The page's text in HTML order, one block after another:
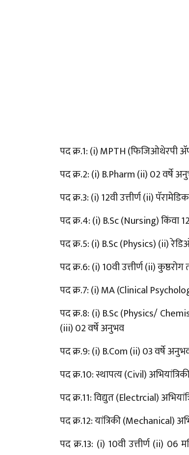
पद क्र.1: (i) MPTH (फिजिओथेरपी
पद क्र.2: (i) B.Pharm (ii) 02 वर्षे
पद क्र.3: (i) 12वी उत्तीर्ण (ii)
पद क्र.4: (i) B.Sc (Nursing) किंवा
पद क्र.5: (i) B.Sc (Physics) (ii)
पद क्र.6: (i) 10वी उत्तीर्ण (ii) कुष्ठरोग
पद क्र.7: (i) MA (Clinical
पद क्र.8: (i) B.Sc (Physics/
(iii) 02 वर्षे अनुभव
पद क्र.9: (i) B.Com (ii) 03 वर्षे
पद क्र.10: स्थापत्य (Civil)
पद क्र.11: विद्युत (Electrcial)
पद क्र.12: यांत्रिकी (Mechanical)
पद क्र.13: (i) 10वी उत्तीर्ण (ii)